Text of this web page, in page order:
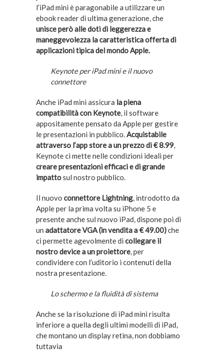
l’iPad mini è paragonabile a utilizzare un
ebook reader di ultima generazione, che
unisce però alle doti di leggerezza e
maneggevolezza la caratteristica offerta di
applicazioni tipica del mondo Apple.
Keynote per iPad mini e il nuovo
connettore
Anche iPad mini assicura la piena
compatibilità con Keynote, il software
appositamente pensato da Apple per gestire
le presentazioni in pubblico.Acquistabile
attraverso l’app store a un prezzo di € 8.99,
Keynote ci mette nelle condizioni ideali per
creare presentazioni efficaci e di grande
impattosul nostro pubblico.
Il nuovo connettore Lightning, introdotto da
Apple per la prima volta su iPhone 5 e
presente anche sul nuovo iPad, dispone poi di
un adattatore VGA (in vendita a € 49.00)che
ci permette agevolmente di collegare il
nostro device a un proiettore, per
condividere con l’uditorio i contenuti della
nostra presentazione.
Lo schermo e la fluidità di sistema
Anche se la risoluzione di iPad mini risulta
inferiore a quella degli ultimi modelli di iPad,
che montano un display retina, non dobbiamo
tuttavia